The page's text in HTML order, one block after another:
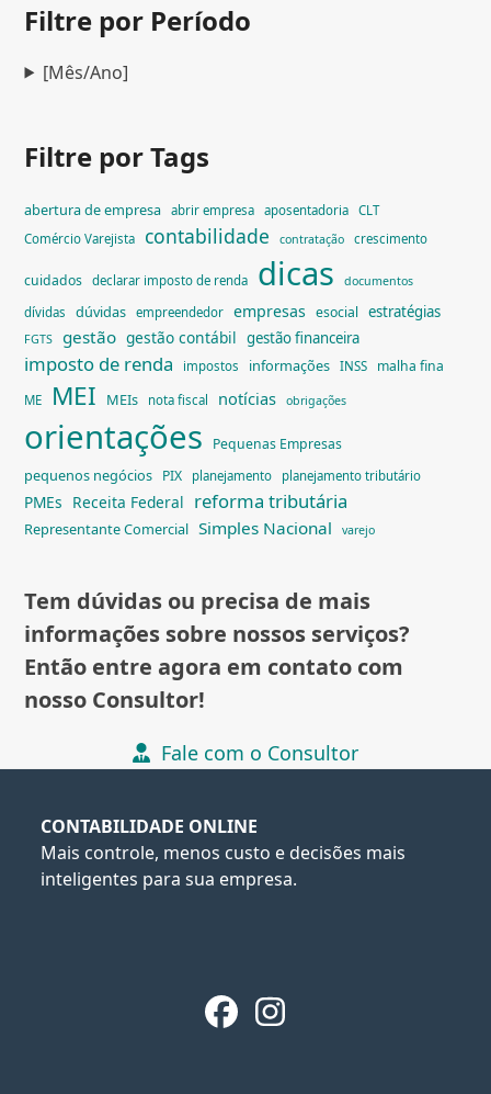
Filtre por Período
[Mês/Ano]
Filtre por Tags
abertura de empresa abrir empresa aposentadoria
CLT
Comércio Varejista
contabilidade contratação crescimento
cuidados declarar imposto de renda dicas documentos
dívidas dúvidas empreendedor empresas esocial estratégias
FGTS gestão gestão contábil gestão financeira
imposto de renda impostos informações INSS malha fina
ME MEI MEIs nota fiscal notícias obrigações
orientações Pequenas Empresas
pequenos negócios PIX planejamento planejamento tributário
PMEs Receita Federal reforma tributária
Representante Comercial Simples Nacional varejo
Tem dúvidas ou precisa de mais
informações sobre nossos serviços?
Então entre agora em contato com
nosso Consultor!
Fale com o Consultor
CONTABILIDADE ONLINE
Mais controle, menos custo e decisões mais
inteligentes para sua empresa.
Facebook
Instagram